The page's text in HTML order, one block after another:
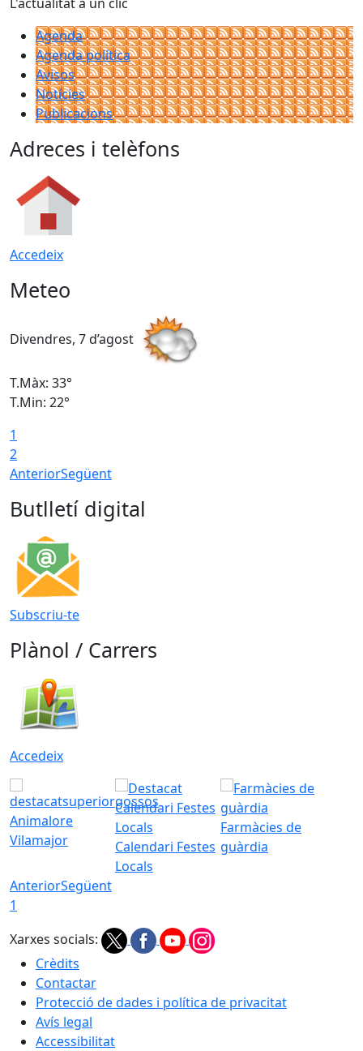
Agenda
Agenda política
Avisos
Notícies
Publicacions
Adreces i telèfons
Accedeix
Meteo
Divendres, 7 d’agost
T.Màx: 33°
T.Min: 22°
1
2
AnteriorSegüent
Butlletí digital
Subscriu-te
Plànol / Carrers
Accedeix
Animalore
Vilamajor
Calendari Festes
Locals
Farmàcies de
guàrdia
AnteriorSegüent
1
Xarxes socials:
Crèdits
Contactar
Protecció de dades i política de privacitat
Avís legal
Accessibilitat